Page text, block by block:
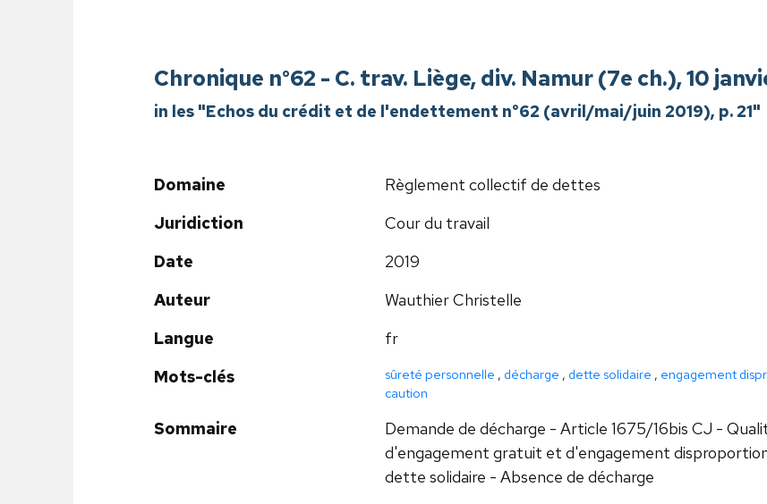
Chronique n°62 - C. trav. Liège, div. Namur (7e ch.), 10
in les "Echos du crédit et de l'endettement n°62 (avril/mai/juin 2019), p. 21"
Domaine
Règlement collectif de dettes
Juridiction
Cour du travail
Date
2019
Auteur
Wauthier Christelle
Langue
fr
Mots-clés
sûreté personnelle , décharge , dette solidaire , engagement
caution
Sommaire
Demande de décharge - Article 1675/16bis CJ -
d'engagement gratuit et d'engagement
dette solidaire - Absence de décharge